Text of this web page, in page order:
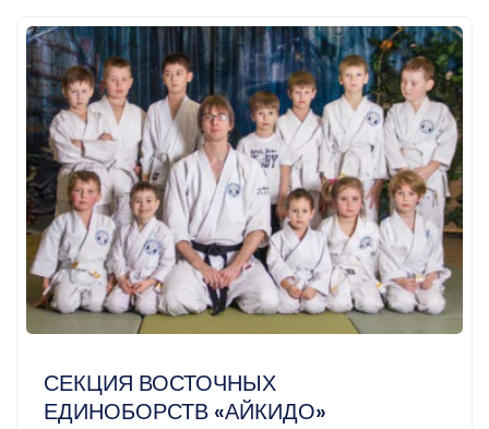
СЕКЦИЯ ВОСТОЧНЫХ
ЕДИНОБОРСТВ «АЙКИДО»